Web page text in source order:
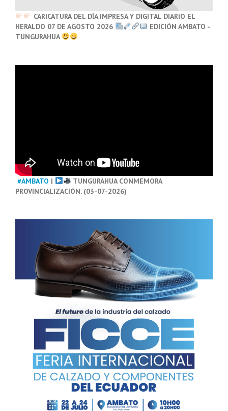
CARICATURA DEL DÍA IMPRESA Y DIGITAL DIARIO EL
HERALDO 07 DE AGOSTO 2026
EDICIÓN AMBATO -
TUNGURAHUA
#AMBATO |
TUNGURAHUA CONMEMORA
PROVINCIALIZACIÓN. (03-07-2026)